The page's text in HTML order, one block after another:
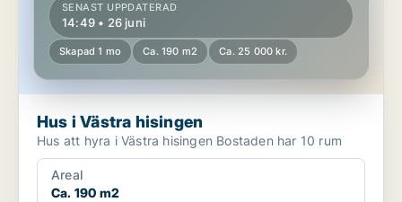
SENAST UPPDATERAD
14:49 • 26 juni
Skapad 1 mo Ca. 190 m2 Ca. 25 000 kr.
Hus i Västra hisingen
Hus att hyra i Västra hisingen Bostaden har 10 rum
Areal
Ca. 190 m2